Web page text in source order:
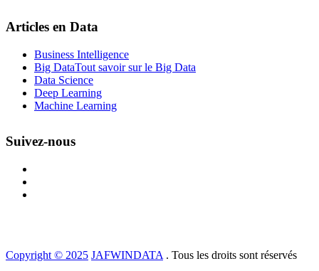
Articles en Data
Business Intelligence
Big DataTout savoir sur le Big Data
Data Science
Deep Learning
Machine Learning
Suivez-nous
Copyright © 2025 JAFWINDATA . Tous les droits sont réservés